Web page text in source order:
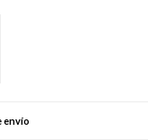
envío